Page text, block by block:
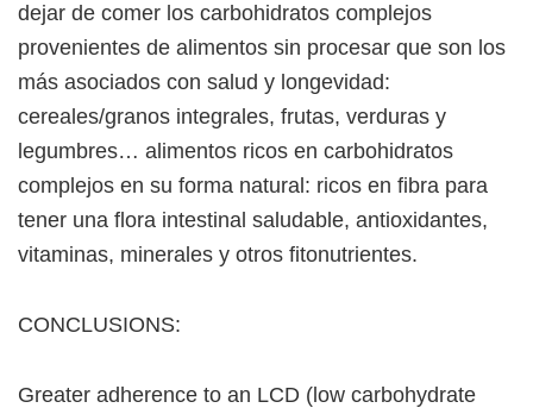
dejar de comer los carbohidratos complejos
provenientes de alimentos sin procesar que son los
más asociados con salud y longevidad:
cereales/granos integrales, frutas, verduras y
legumbres… alimentos ricos en carbohidratos
complejos en su forma natural: ricos en fibra para
tener una flora intestinal saludable, antioxidantes,
vitaminas, minerales y otros fitonutrientes.
CONCLUSIONS:
Greater adherence to an LCD (low carbohydrate